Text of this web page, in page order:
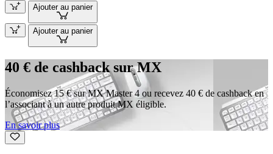
Ajouter au panier
Ajouter au panier
40 € de cashback sur MX
Économisez 15 € sur MX Master 4 ou recevez 40 € de cashback en
l’associant à un autre produit MX éligible.
En savoir plus